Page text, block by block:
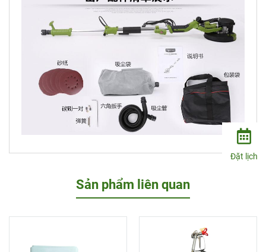
Sản phẩm liên quan
Đặt lịch